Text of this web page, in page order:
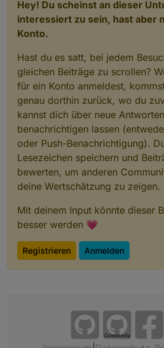
Hey! Du scheinst an dieser
interessiert zu sein, hast aber
Konto.
Hast du es satt, bei jedem
gleichen Beiträge zu scrollen?
für ein Konto anmeldest,
genau dorthin zurück, wo du
kannst dich über neue Antworten
benachrichtigen lassen
oder Push-Benachrichtigung).
Lesezeichen speichern und
bewerten, um anderen
deine Wertschätzung zu zeigen.
Mit deinem Input könnte dieser
besser werden 💗
Registrieren Anmelden
Community